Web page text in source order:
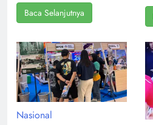
Baca Selanjutnya
Nasional